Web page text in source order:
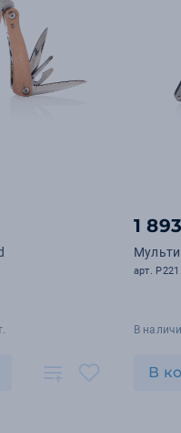
1
арт.
В
В